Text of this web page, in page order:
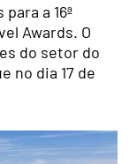
a 16ª
Awards. O
do setor do
no dia 17 de